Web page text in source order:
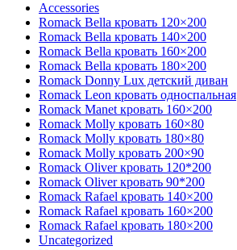
Accessories
Romack Bella кровать 120×200
Romack Bella кровать 140×200
Romack Bella кровать 160×200
Romack Bella кровать 180×200
Romack Donny Lux детский диван
Romack Leon кровать односпальная
Romack Manet кровать 160×200
Romack Molly кровать 160×80
Romack Molly кровать 180×80
Romack Molly кровать 200×90
Romack Oliver кровать 120*200
Romack Oliver кровать 90*200
Romack Rafael кровать 140×200
Romack Rafael кровать 160×200
Romack Rafael кровать 180×200
Uncategorized